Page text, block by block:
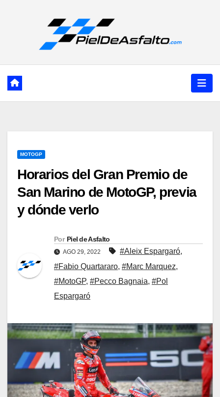
MOTOGP
Horarios del Gran Premio de
San Marino de MotoGP, previa
y dónde verlo
Por Piel de Asfalto
AGO 29, 2022 #Aleix Espargaró,
#Fabio Quartararo, #Marc Marquez,
#MotoGP, #Pecco Bagnaia, #Pol
Espargaró